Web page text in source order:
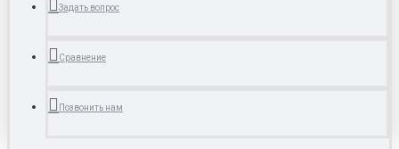
Задать вопрос
Сравнение
Позвонить нам